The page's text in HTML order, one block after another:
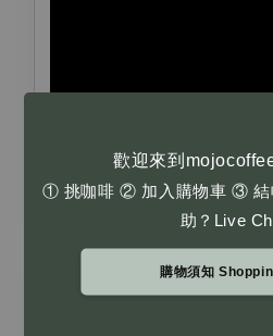
歡迎來到
① 挑咖啡 ② 加入購物車 ③ 結
助？Live
購物須知
商品備註｜Notes